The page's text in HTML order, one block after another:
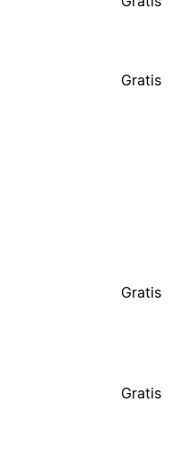
Gratis
Gratis
Gratis